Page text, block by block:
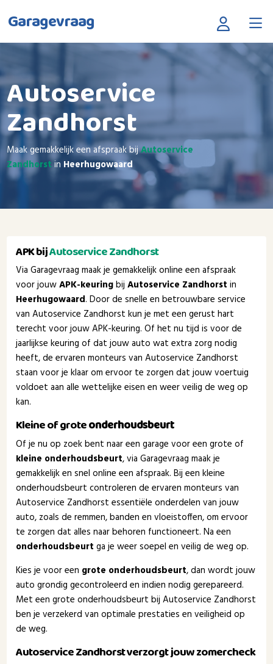
Garagevraag
Autoservice
Zandhorst
Maak gemakkelijk een afspraak bijAutoservice
Zandhorst in Heerhugowaard
APK bijAutoservice Zandhorst
Via Garagevraag maak je gemakkelijk online een afspraak
voor jouwAPK-keuringbijAutoservice Zandhorst in
Heerhugowaard. Door de snelle en betrouwbare service
van Autoservice Zandhorst kun je met een gerust hart
terecht voor jouw APK-keuring. Of het nu tijd is voor de
jaarlijkse keuring of dat jouw auto wat extra zorg nodig
heeft, de ervaren monteurs van Autoservice Zandhorst
staan voor je klaar om ervoor te zorgen dat jouw voertuig
voldoet aan alle wettelijke eisen en weer veilig de weg op
kan.
Kleine of groteonderhoudsbeurt
Of je nu op zoek bent naar een garage voor een grote of
kleine onderhoudsbeurt, via Garagevraag maak je
gemakkelijk en snel online een afspraak. Bij een kleine
onderhoudsbeurt controleren de ervaren monteurs van
Autoservice Zandhorst essentiële onderdelen van jouw
auto, zoals de remmen, banden en vloeistoffen, om ervoor
te zorgen dat alles naar behoren functioneert. Na een
onderhoudsbeurt ga je weer soepel en veilig de weg op.
Kies je voor een grote onderhoudsbeurt, dan wordt jouw
auto grondig gecontroleerd en indien nodig gerepareerd.
Met een grote onderhoudsbeurt bij Autoservice Zandhorst
ben je verzekerd van optimale prestaties en veiligheid op
de weg.
Autoservice Zandhorst verzorgt jouw zomercheck